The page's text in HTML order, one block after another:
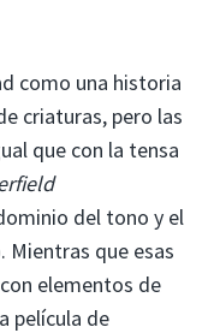
como una historia
criaturas, pero las
que con la tensa
del tono y el
Mientras que esas
elementos de
película de